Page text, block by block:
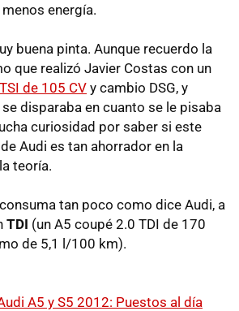
energía.
buena pinta. Aunque recuerdo la
que realizó Javier Costas con un
TSI de 105 CV y cambio DSG, y
disparaba en cuanto se le pisaba
curiosidad por saber si este
de Audi es tan ahorrador en la
teoría.
tan poco como dice Audi, a
TDI (un A5 coupé 2.0 TDI de 170
de 5,1 l/100 km).
A5 y S5 2012: Puestos al día